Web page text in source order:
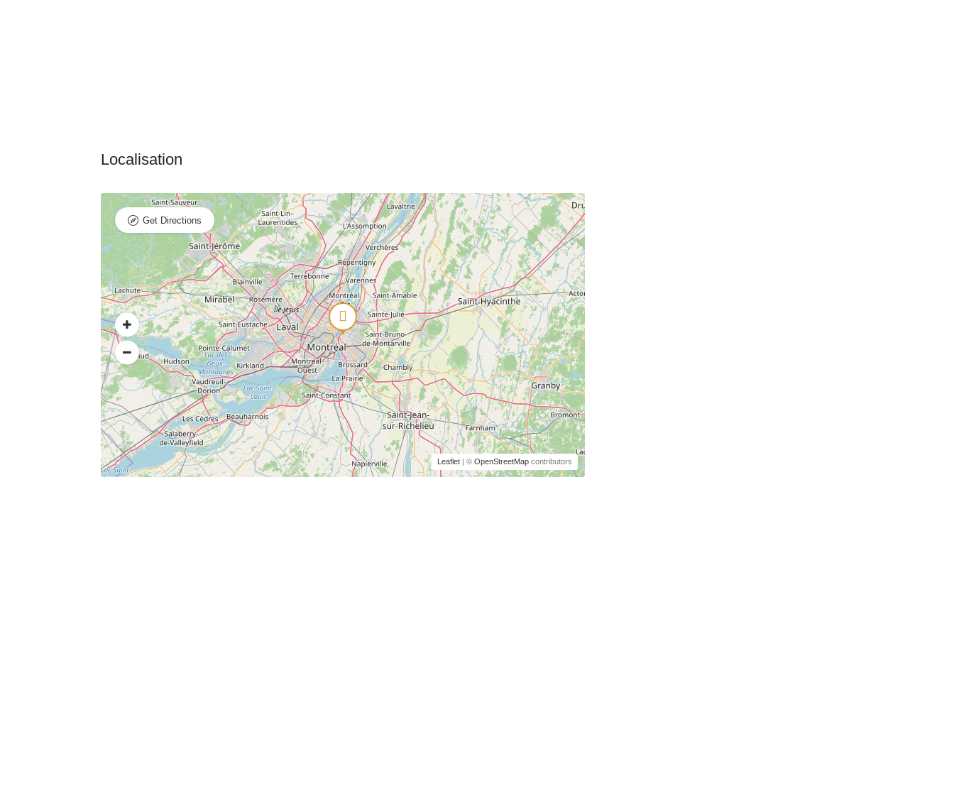
Leaflet| © OpenStreetMapcontributors
Get Directions